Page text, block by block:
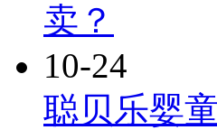
卖？
10-24
聪贝乐婴